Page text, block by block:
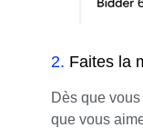
2. Faites la
Dès que
que vous